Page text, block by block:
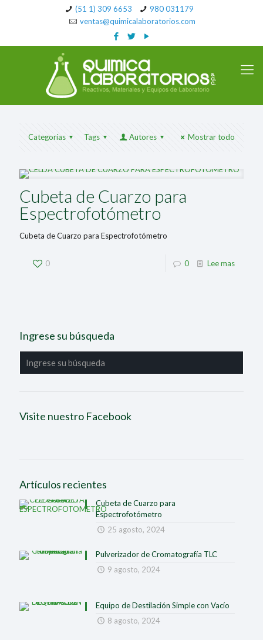
(51 1) 309 6653
980 031179
ventas@quimicalaboratorios.com
Categorías Tags Autores Mostrar todo
Cubeta de Cuarzo para
Espectrofotómetro
Cubeta de Cuarzo para Espectrofotómetro
0 0 Lee mas
Ingrese su búsqueda
Visite nuestro Facebook
Artículos recientes
Cubeta de Cuarzo para
Espectrofotómetro
25 agosto, 2024
Pulverizador de Cromatografía TLC
9 agosto, 2024
Equipo de Destilación Simple con Vacío
8 agosto, 2024